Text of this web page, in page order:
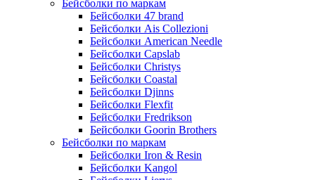
Бейсболки по маркам
Бейсболки 47 brand
Бейсболки Ais Collezioni
Бейсболки American Needle
Бейсболки Capslab
Бейсболки Christys
Бейсболки Coastal
Бейсболки Djinns
Бейсболки Flexfit
Бейсболки Fredrikson
Бейсболки Goorin Brothers
Бейсболки по маркам
Бейсболки Iron & Resin
Бейсболки Kangol